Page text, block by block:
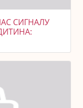
СИГНАЛУ